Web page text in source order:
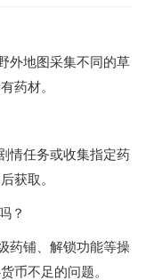
外地图采集不同的草
药材。
情任务或收集指定药
获取。
？
药铺、解锁功能等操
币不足的问题。